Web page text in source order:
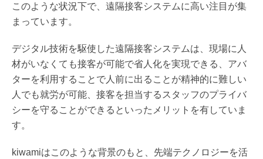
このような状況下で、遠隔接客システムに高い注目が集
まっています。
デジタル技術を駆使した遠隔接客システムは、現場に人
材がいなくても接客が可能で省人化を実現できる、アバ
ターを利用することで人前に出ることが精神的に難しい
人でも就労が可能、接客を担当するスタッフのプライバ
シーを守ることができるといったメリットを有していま
す。
kiwamiはこのような背景のもと、先端テクノロジーを活